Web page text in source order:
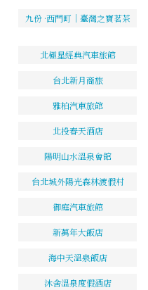
九份 ·西門町｜臺灣之寶茗茶
北極星經典汽車旅館
台北新月商旅
雅柏汽車旅館
北投春天酒店
陽明山水溫泉會館
台北城外陽光森林渡假村
御庭汽車旅館
新萬年大飯店
海中天溫泉飯店
沐舍溫泉度假酒店